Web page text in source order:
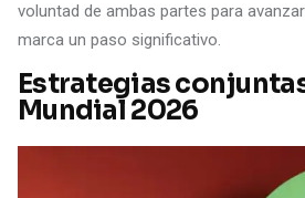
voluntad de ambas partes para
marca un paso significativo.
Estrategias
Mundial 2026